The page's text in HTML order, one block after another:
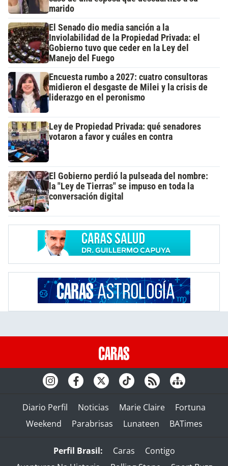
marido
El Senado dio media sanción a la
Inviolabilidad de la Propiedad Privada: el
Gobierno tuvo que ceder en la Ley del
Manejo del Fuego
Encuesta rumbo a 2027: cuatro consultoras
midieron el desgaste de Milei y la crisis de
liderazgo en el peronismo
Ley de Propiedad Privada: qué senadores
votaron a favor y cuáles en contra
El Gobierno perdió la pulseada del nombre:
la "Ley de Tierras" se impuso en toda la
conversación digital
Diario Perfil Noticias Marie Claire
Fortuna
Weekend
Parabrisas Lunateen BATimes
Perfil Brasil: Caras
Contigo